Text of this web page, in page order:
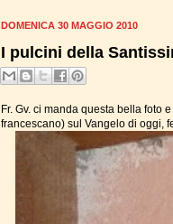
DOMENICA 30 MAGGIO 2010
I pulcini della
Fr. Gv. ci manda questa bella foto
francescano) sul Vangelo di oggi,